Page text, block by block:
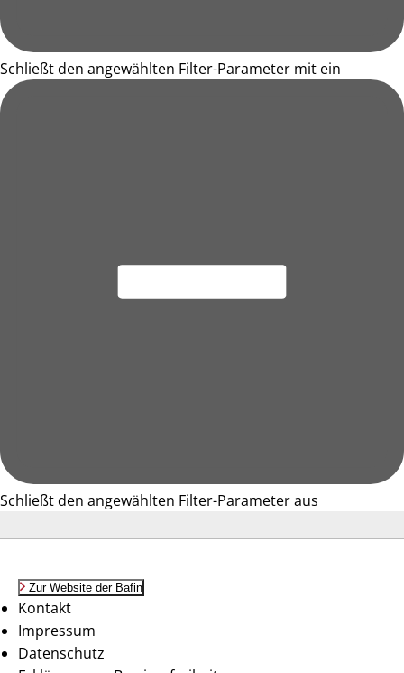
Schließt den angewählten Filter-Parameter mit ein
Schließt den angewählten Filter-Parameter aus
Zur Website der Bafin
Kontakt
Impressum
Datenschutz